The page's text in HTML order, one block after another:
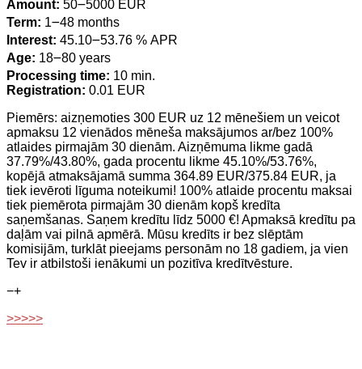
Amount: 50౼5000 EUR
Term: 1౼48 months
Interest: 45.10౼53.76 % APR
Age: 18౼80 years
Processing time: 10 min.
Registration: 0.01 EUR
Piemērs: aizņemoties 300 EUR uz 12 mēnešiem un veicot
apmaksu 12 vienādos mēneša maksājumos ar/bez 100%
atlaides pirmajām 30 dienām. Aizņēmuma likme gadā
37.79%/43.80%, gada procentu likme 45.10%/53.76%,
kopējā atmaksājamā summa 364.89 EUR/375.84 EUR, ja
tiek ievēroti līguma noteikumi! 100% atlaide procentu maksai
tiek piemērota pirmajām 30 dienām kopš kredīta
saņemšanas. Saņem kredītu līdz 5000 €! Apmaksā kredītu pa
daļām vai pilnā apmērā. Mūsu kredīts ir bez slēptām
komisijām, turklāt pieejams personām no 18 gadiem, ja vien
Tev ir atbilstoši ienākumi un pozitīva kredītvēsture.
−+
>>>>>